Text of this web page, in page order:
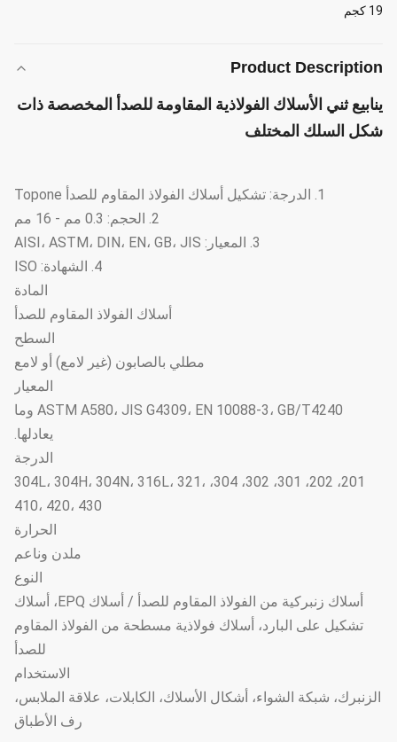
19 كجم
Product Description
ينابيع ثني الأسلاك الفولاذية المقاومة للصدأ المخصصة ذات
شكل السلك المختلف
1. الدرجة: تشكيل أسلاك الفولاذ المقاوم للصدأ Topone
2. الحجم: 0.3 مم - 16 مم
3. المعيار: AISI، ASTM، DIN، EN، GB، JIS
4. الشهادة: ISO
المادة
أسلاك الفولاذ المقاوم للصدأ
السطح
مطلي بالصابون (غير لامع) أو لامع
المعيار
ASTM A580، JIS G4309، EN 10088-3، GB/T4240 وما
يعادلها.
الدرجة
201، 202، 301، 302، 304، 304L، 304H، 304N، 316L، 321،
410، 420، 430
الحرارة
ملدن وناعم
النوع
أسلاك زنبركية من الفولاذ المقاوم للصدأ / أسلاك EPQ، أسلاك
تشكيل على البارد، أسلاك فولاذية مسطحة من الفولاذ المقاوم
للصدأ
الاستخدام
الزنبرك، شبكة الشواء، أشكال الأسلاك، الكابلات، علاقة الملابس،
رف الأطباق